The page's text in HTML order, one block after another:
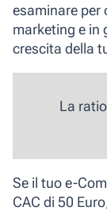
esaminare per
marketing e in
crescita della
La
Se il tuo e-
CAC di 50